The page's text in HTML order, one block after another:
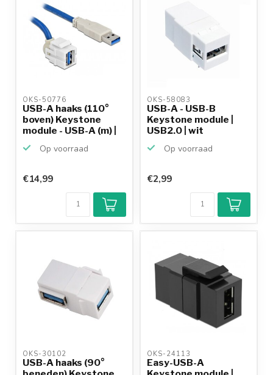
OKS-50776
USB-A haaks (110°
boven) Keystone
module - USB-A (m) |
Op voorraad
€14,99
OKS-58083
USB-A - USB-B
Keystone module |
USB2.0 | wit
Op voorraad
9,2/10
Achteraf
betalen mogelijk
€2,99
OKS-30102
USB-A haaks (90°
OKS-24113
Easy-USB-A